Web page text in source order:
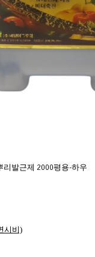
리발근제 2000평용-하우
시비)